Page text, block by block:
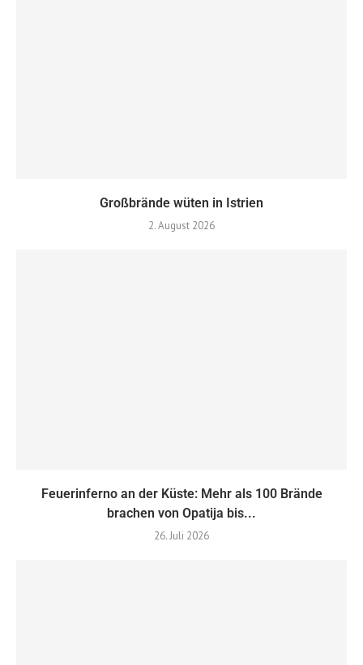
Großbrände wüten in Istrien
2. August 2026
Feuerinferno an der Küste: Mehr als 100 Brände
brachen von Opatija bis...
26. Juli 2026